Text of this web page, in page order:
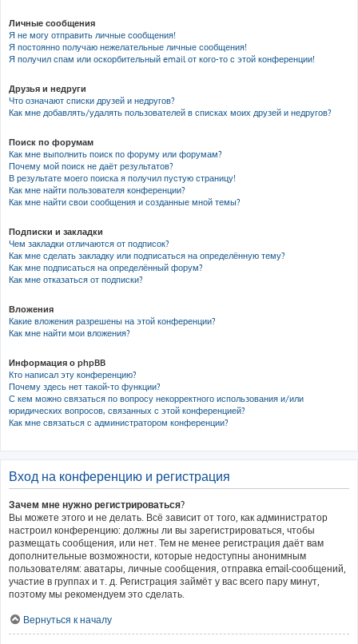
Личные сообщения
Я не могу отправить личные сообщения!
Я постоянно получаю нежелательные личные сообщения!
Я получил спам или оскорбительный email от кого-то с этой конференции!
Друзья и недруги
Что означают списки друзей и недругов?
Как мне добавлять/удалять пользователей в списках моих друзей и недругов?
Поиск по форумам
Как мне выполнить поиск по форуму или форумам?
Почему мой поиск не даёт результатов?
В результате моего поиска я получил пустую страницу!
Как мне найти пользователя конференции?
Как мне найти свои сообщения и созданные мной темы?
Подписки и закладки
Чем закладки отличаются от подписок?
Как мне сделать закладку или подписаться на определённую тему?
Как мне подписаться на определённый форум?
Как мне отказаться от подписки?
Вложения
Какие вложения разрешены на этой конференции?
Как мне найти мои вложения?
Информация о phpBB
Кто написал эту конференцию?
Почему здесь нет такой-то функции?
С кем можно связаться по вопросу некорректного использования и/или
юридических вопросов, связанных с этой конференцией?
Как мне связаться с администратором конференции?
Вход на конференцию и регистрация
Зачем мне нужно регистрироваться?
Вы можете этого и не делать. Всё зависит от того, как администратор
настроил конференцию: должны ли вы зарегистрироваться, чтобы
размещать сообщения, или нет. Тем не менее регистрация даёт вам
дополнительные возможности, которые недоступны анонимным
пользователям: аватары, личные сообщения, отправка email-сообщений,
участие в группах и т. д. Регистрация займёт у вас всего пару минут,
поэтому мы рекомендуем это сделать.
Вернуться к началу